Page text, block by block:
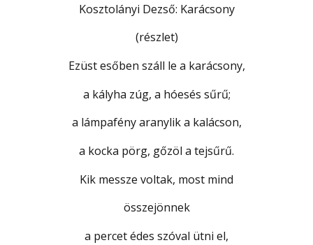
Kosztolányi Dezső: Karácsony
(részlet)
Ezüst esőben száll le a karácsony,
a kályha zúg, a hóesés sűrű;
a lámpafény aranylik a kalácson,
a kocka pörg, gőzöl a tejsűrű.
Kik messze voltak, most mind
összejönnek
a percet édes szóval ütni el,